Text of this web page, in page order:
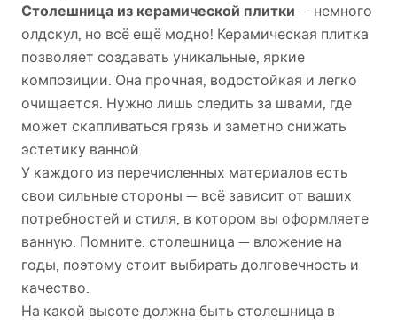
Столешница из керамической плитки — немного
олдскул, но всё ещё модно! Керамическая плитка
позволяет создавать уникальные, яркие
композиции. Она прочная, водостойкая и легко
очищается. Нужно лишь следить за швами, где
может скапливаться грязь и заметно снижать
эстетику ванной.
У каждого из перечисленных материалов есть
свои сильные стороны — всё зависит от ваших
потребностей и стиля, в котором вы оформляете
ванную. Помните: столешница — вложение на
годы, поэтому стоит выбирать долговечность и
качество.
На какой высоте должна быть столешница в